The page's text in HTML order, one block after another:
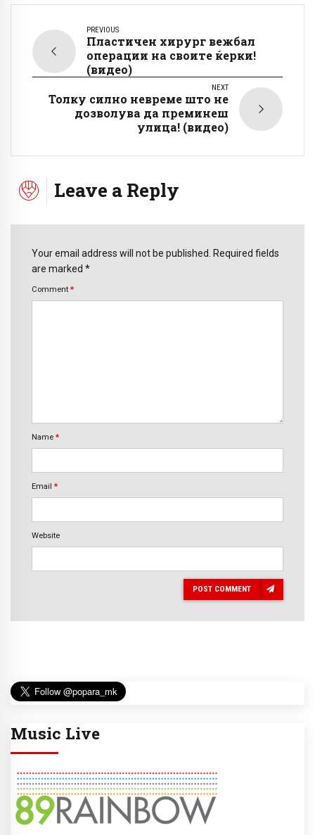
PREVIOUS
Пластичен хирург вежбал
операции на своите ќерки!
(видео)
NEXT
Толку силно невреме што не
дозволува да преминеш
улица! (видео)
Leave a Reply
Your email address will not be published. Required fields
are marked *
Comment *
Name *
Email *
Website
POST COMMENT
Music Live